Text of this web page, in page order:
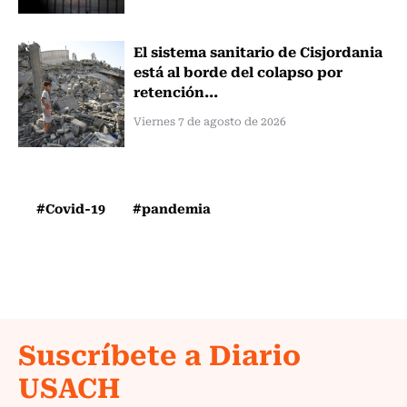
El sistema sanitario de Cisjordania
está al borde del colapso por
retención...
Viernes 7 de agosto de 2026
#Covid-19 #pandemia